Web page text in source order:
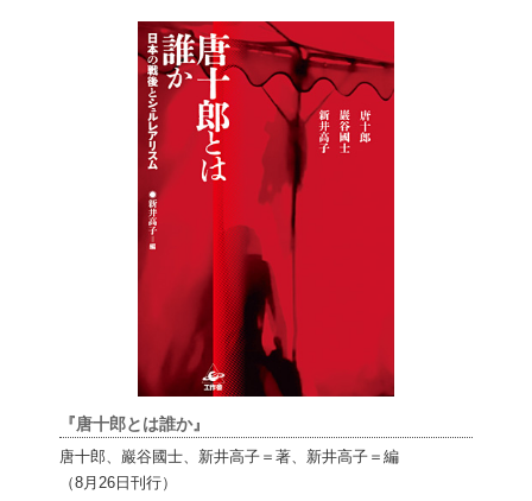
『唐十郎とは誰か』
唐十郎、巖谷國士、新井高子＝著、新井高子＝編
（8月26日刊行）